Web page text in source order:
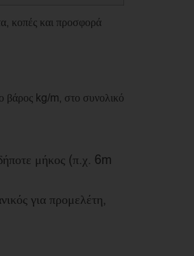
κοπές και προσφορά
βάρος kg/m, στο συνολικό
μήκος (π.χ. 6m
για προμελέτη,